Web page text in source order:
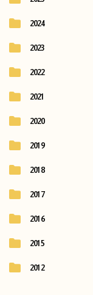
2024
2023
2022
2021
2020
2019
2018
2017
2016
2015
2012